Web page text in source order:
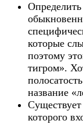
которые
поэтому
тигром».
название
которого